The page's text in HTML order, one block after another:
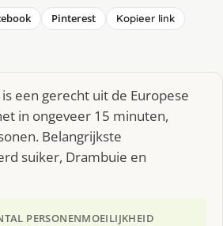
Pinterest
Kopieer link
een gerecht uit de Europese
in ongeveer 15 minuten,
Belangrijkste
suiker, Drambuie en
PERSONENMOEILIJKHEID